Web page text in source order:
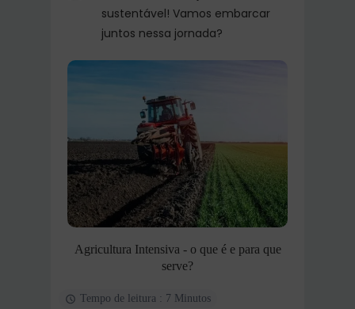
sustentável! Vamos embarcar
juntos nessa jornada?
Agricultura Intensiva - o que é e para que
serve?
Tempo de leitura : 7 Minutos